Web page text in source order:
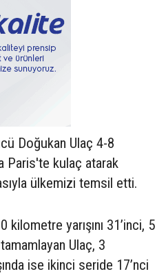
Doğukan Ulaç 4-8
Paris'te kulaç atarak
ülkemizi temsil etti.
kilometre yarışını 31’inci, 5
Ulaç, 3
ise ikinci seride 17’nci